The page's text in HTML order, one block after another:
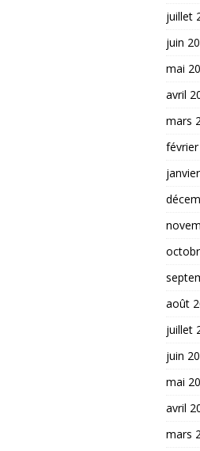
juillet
juin
mai
avril
mars
août
juillet
juin
mai
avril
mars